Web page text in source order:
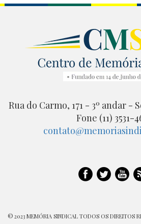
Rua do Carmo, 171 - 3º andar -
Fone (11) 3531-
© 2023 MEMÓRIA SINDICAL TODOS OS DIREITOS